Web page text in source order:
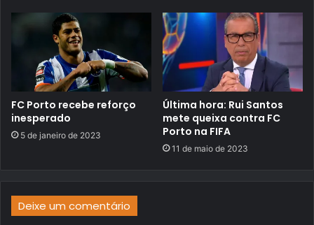
FC Porto recebe reforço
inesperado
5 de janeiro de 2023
Última hora: Rui Santos
mete queixa contra FC
Porto na FIFA
11 de maio de 2023
Deixe um comentário